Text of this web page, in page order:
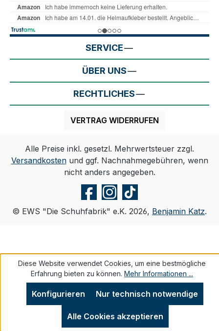
SERVICE
ÜBER UNS
RECHTLICHES
VERTRAG WIDERRUFEN
Alle Preise inkl. gesetzl. Mehrwertsteuer zzgl.
Versandkostenund ggf. Nachnahmegebühren, wenn
nicht anders angegeben.
© EWS "Die Schuhfabrik" e.K. 2026, Benjamin Katz.
Diese Website verwendet Cookies, um eine bestmögliche
Erfahrung bieten zu können. Mehr Informationen ...
Nur technisch notwendige
Konfigurieren
Alle Cookies akzeptieren